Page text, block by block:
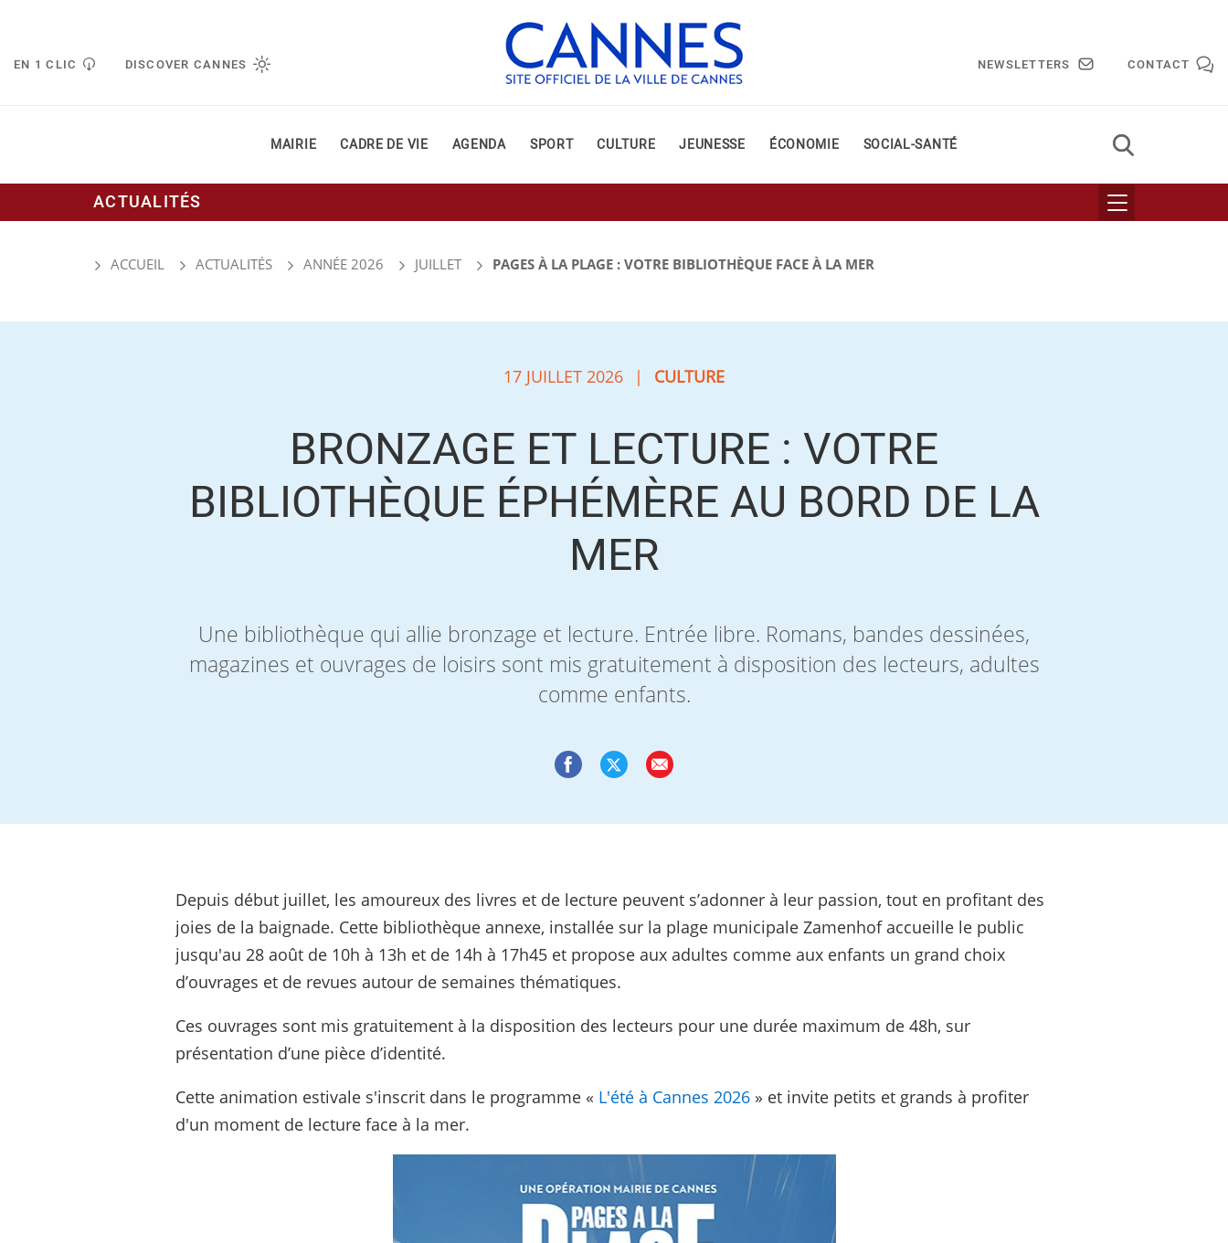
EN 1 CLIC DISCOVER CANNES NEWSLETTERS CONTACT
MAIRIE CADRE DE VIE AGENDA SPORT CULTURE JEUNESSE ÉCONOMIE SOCIAL-SANTÉ
ACTUALITÉS
ACCUEIL ACTUALITÉS ANNÉE 2026 JUILLET PAGES À LA PLAGE : VOTRE BIBLIOTHÈQUE FACE À LA MER
17 JUILLET 2026 | CULTURE
BRONZAGE ET LECTURE : VOTRE
BIBLIOTHÈQUE ÉPHÉMÈRE AU BORD DE LA
MER
Une bibliothèque qui allie bronzage et lecture. Entrée libre. Romans, bandes dessinées,
magazines et ouvrages de loisirs sont mis gratuitement à disposition des lecteurs, adultes
comme enfants.
Depuis début juillet, les amoureux des livres et de lecture peuvent s’adonner à leur passion, tout en profitant des
joies de la baignade. Cette bibliothèque annexe, installée sur la plage municipale Zamenhof accueille le public
jusqu'au 28 août de 10h à 13h et de 14h à 17h45 et propose aux adultes comme aux enfants un grand choix
d’ouvrages et de revues autour de semaines thématiques.
Ces ouvrages sont mis gratuitement à la disposition des lecteurs pour une durée maximum de 48h, sur
présentation d’une pièce d’identité.
Cette animation estivale s'inscrit dans le programme « L'été à Cannes 2026 » et invite petits et grands à profiter
d'un moment de lecture face à la mer.